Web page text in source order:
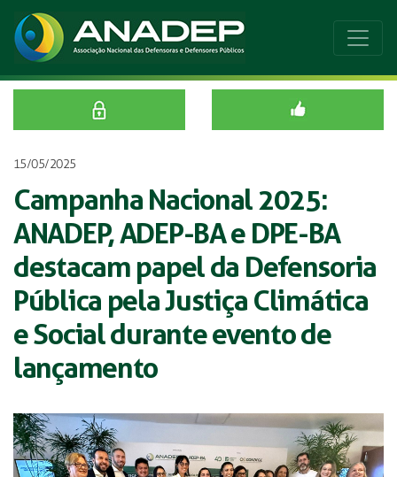
15/05/2025
Campanha Nacional 2025:
ANADEP, ADEP-BA e DPE-BA
destacam papel da Defensoria
Pública pela Justiça Climática
e Social durante evento de
lançamento